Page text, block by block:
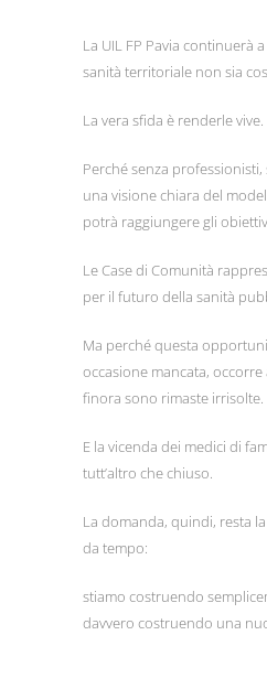
La UIL FP Pavia continuerà
sanità territoriale non sia
La vera sfida è renderle vive.
Perché senza
una visione chiara del
potrà raggiungere gli
Le Case di Comunità
per il futuro della sanità
Ma perché questa
occasione mancata,
finora sono rimaste irrisolte.
E la vicenda dei medici di
tutt’altro che chiuso.
La domanda, quindi, resta
da tempo:
stiamo costruendo
davvero costruendo una